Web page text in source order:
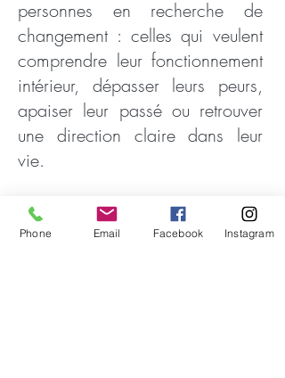
personnes en recherche de
changement : celles qui veulent
comprendre leur fonctionnement
intérieur, dépasser leurs peurs,
apaiser leur passé ou retrouver
une direction claire dans leur
vie.
Nous ne sommes pas nos
comportements. Derrière chaque
Phone Email Facebook Instagram